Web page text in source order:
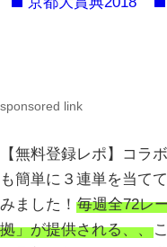
sponsored link
【無料登録レポ】コラ
も簡単に３連単を当て
みました！ 毎週全72レ
拠」が提供される、、